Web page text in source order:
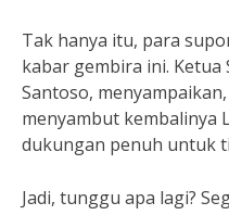
Tak hanya itu, para
kabar gembira ini. Ketua
Santoso,
menyambut kembalinya
dukungan penuh untuk
Jadi, tunggu apa lagi?